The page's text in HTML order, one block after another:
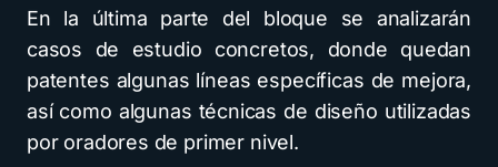
En la última parte del bloque se analizarán
casos de estudio concretos, donde quedan
patentes algunas líneas específicas de mejora,
así como algunas técnicas de diseño utilizadas
por oradores de primer nivel.